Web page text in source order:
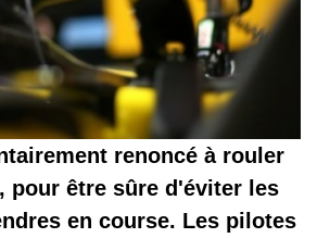
renoncé à rouler
pour être sûre d'éviter les
en course. Les pilotes